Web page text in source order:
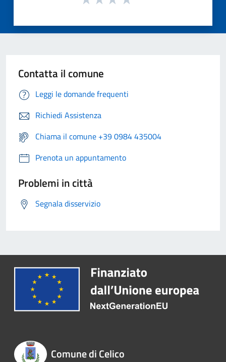
Contatta il comune
Leggi le domande frequenti
Richiedi Assistenza
Chiama il comune +39 0984 435004
Prenota un appuntamento
Problemi in città
Segnala disservizio
Comune di Celico